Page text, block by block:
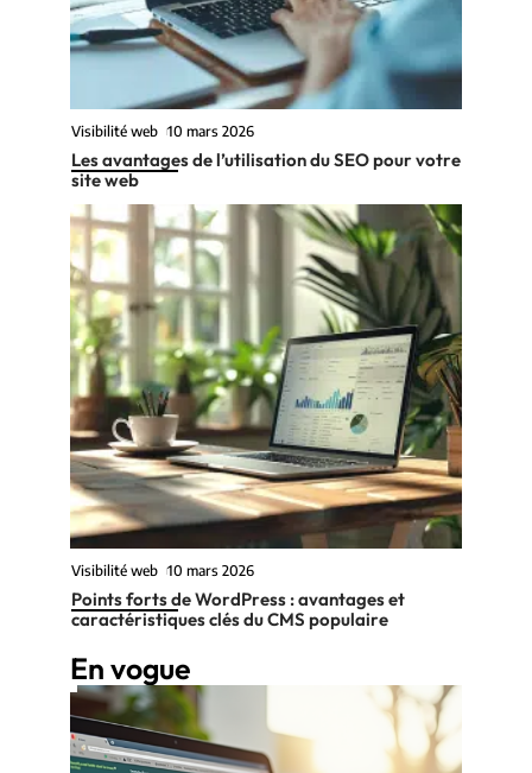
Visibilité web 10 mars 2026
Les avantages de l’utilisation du SEO pour votre
site web
Visibilité web 10 mars 2026
Points forts de WordPress : avantages et
caractéristiques clés du CMS populaire
En vogue